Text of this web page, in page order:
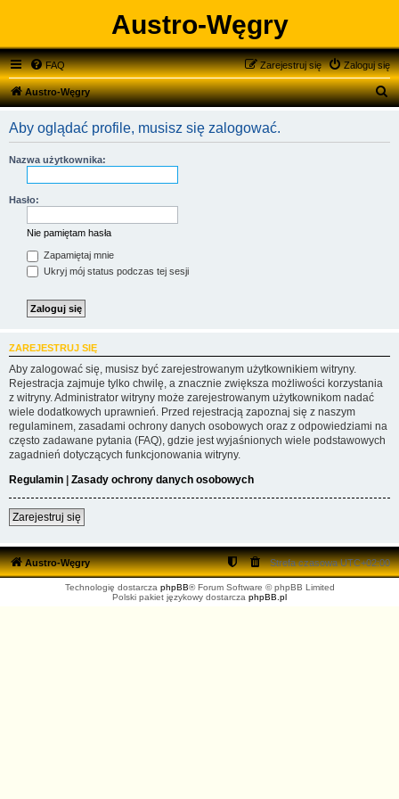
Austro-Węgry
FAQ Zaloguj się
Zarejestruj się
Austro-Węgry
S
Aby oglądać profile, musisz się zalogować.
Nazwa użytkownika:
Hasło:
Nie pamiętam hasła
Zapamiętaj mnie
Ukryj mój status podczas tej sesji
ZAREJESTRUJ SIĘ
Aby zalogować się, musisz być zarejestrowanym użytkownikiem witryny.
Rejestracja zajmuje tylko chwilę, a znacznie zwiększa możliwości korzystania
z witryny. Administrator witryny może zarejestrowanym użytkownikom nadać
wiele dodatkowych uprawnień. Przed rejestracją zapoznaj się z naszym
regulaminem, zasadami ochrony danych osobowych oraz z odpowiedziami na
często zadawane pytania (FAQ), gdzie jest wyjaśnionych wiele podstawowych
zagadnień dotyczących funkcjonowania witryny.
Regulamin | Zasady ochrony danych osobowych
Zarejestruj się
Austro-Węgry Strefa czasowaUTC+02:00
Technologię dostarcza phpBB® Forum Software © phpBB Limited
Polski pakiet językowy dostarcza phpBB.pl